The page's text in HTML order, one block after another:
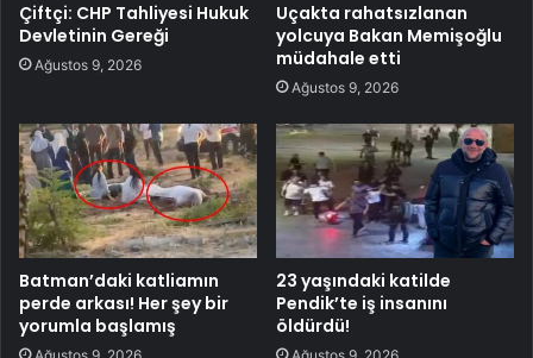
Çiftçi: CHP Tahliyesi Hukuk
Devletinin Gereği
Ağustos 9, 2026
Uçakta rahatsızlanan
yolcuya Bakan Memişoğlu
müdahale etti
Ağustos 9, 2026
Batman’daki katliamın
perde arkası! Her şey bir
yorumla başlamış
23 yaşındaki katilde
Pendik’te iş insanını
öldürdü!